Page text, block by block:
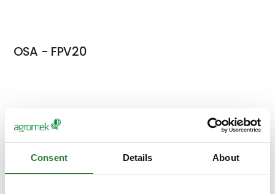
Consent Details About
OSA - FPV20
OSA-RV20
OSA -HB1500